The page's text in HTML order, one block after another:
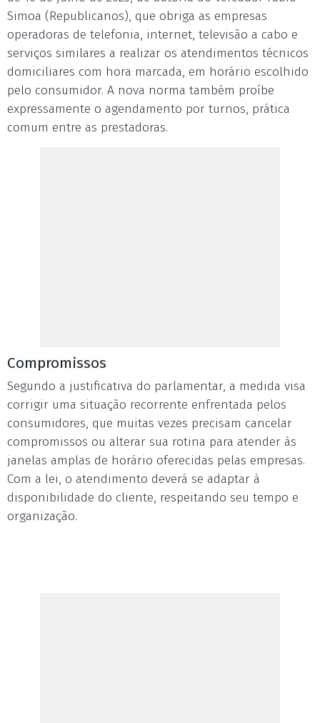
Simoa (Republicanos), que obriga as empresas
operadoras de telefonia, internet, televisão a cabo e
serviços similares a realizar os atendimentos técnicos
domiciliares com hora marcada, em horário escolhido
pelo consumidor. A nova norma também proíbe
expressamente o agendamento por turnos, prática
comum entre as prestadoras.
Compromissos
Segundo a justificativa do parlamentar, a medida visa
corrigir uma situação recorrente enfrentada pelos
consumidores, que muitas vezes precisam cancelar
compromissos ou alterar sua rotina para atender às
janelas amplas de horário oferecidas pelas empresas.
Com a lei, o atendimento deverá se adaptar à
disponibilidade do cliente, respeitando seu tempo e
organização.